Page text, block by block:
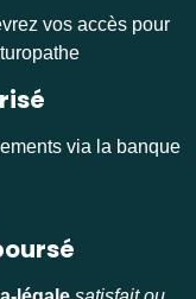
vos accès pour
via la banque